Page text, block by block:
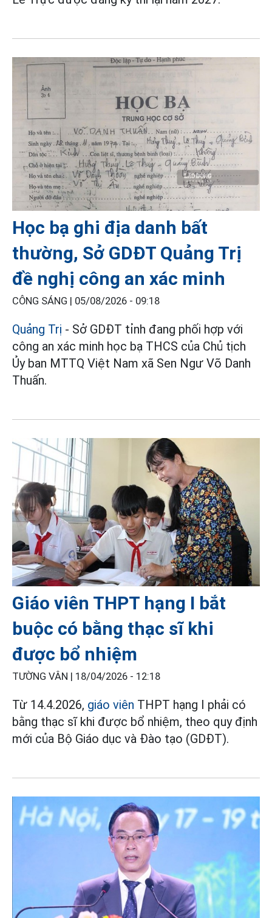
Học bạ ghi địa danh bất
thường, Sở GDĐT Quảng Trị
đề nghị công an xác minh
CÔNG SÁNG | 05/08/2026 - 09:18
Quảng Trị - Sở GDĐT tỉnh đang phối hợp với
công an xác minh học bạ THCS của Chủ tịch
Ủy ban MTTQ Việt Nam xã Sen Ngư Võ Danh
Thuấn.
Giáo viên THPT hạng I bắt
buộc có bằng thạc sĩ khi
được bổ nhiệm
TƯỜNG VÂN | 18/04/2026 - 12:18
Từ 14.4.2026, giáo viên THPT hạng I phải có
bằng thạc sĩ khi được bổ nhiệm, theo quy định
mới của Bộ Giáo dục và Đào tạo (GDĐT).